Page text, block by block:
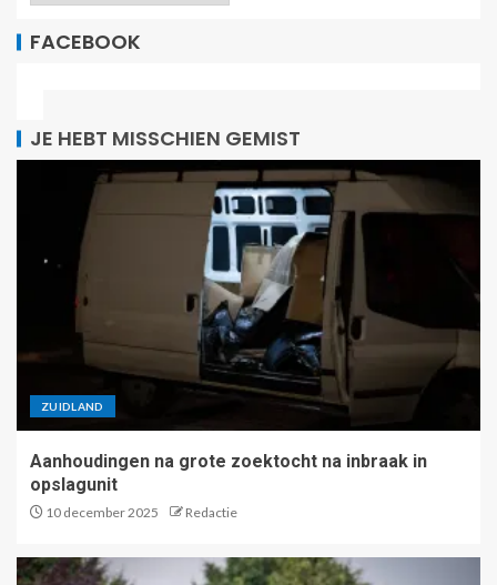
FACEBOOK
JE HEBT MISSCHIEN GEMIST
ZUIDLAND
Aanhoudingen na grote zoektocht na inbraak in
opslagunit
10 december 2025 Redactie